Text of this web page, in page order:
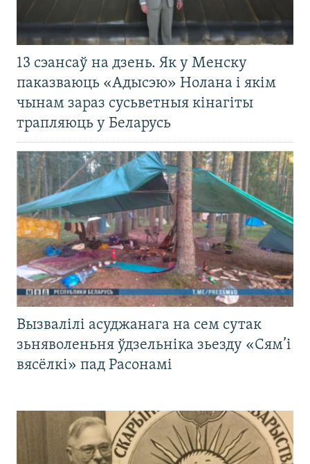
13 сэансаў на дзень. Як у Менску
паказваюць «Адысэю» Нолана і якім
чынам зараз сусьветныя кінагіты
трапляюць у Беларусь
Вызвалілі асуджанага на сем сутак
зьняволеньня ўдзельніка зьезду «Сям’і
вясёлкі» пад Расонамі